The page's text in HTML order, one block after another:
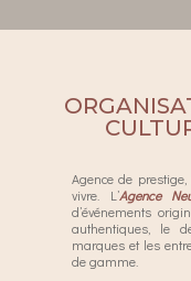
Agence de
vivre. L’Agence
d’événements
authentiques, le
marques et les
de gamme.